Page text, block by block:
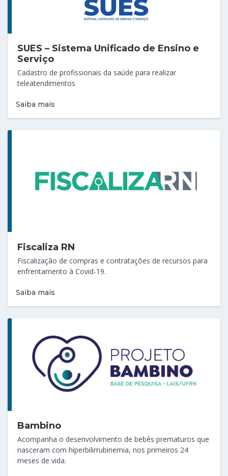
SUES – Sistema Unificado de Ensino e
Serviço
Cadastro de profissionais da saúde para realizar
teleatendimentos
Saiba mais
Fiscaliza RN
Fiscalização de compras e contratações de recursos para
enfrentamento à Covid-19.
Saiba mais
Bambino
Acompanha o desenvolvimento de bebês prematuros que
nasceram com hiperbilirrubinemia, nos primeiros 24
meses de vida.